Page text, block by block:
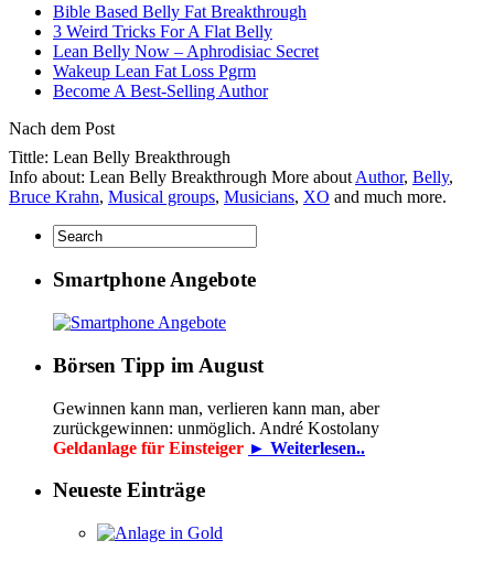
Bible Based Belly Fat Breakthrough
3 Weird Tricks For A Flat Belly
Lean Belly Now – Aphrodisiac Secret
Wakeup Lean Fat Loss Pgrm
Become A Best-Selling Author
Nach dem Post
Tittle: Lean Belly Breakthrough
Info about: Lean Belly Breakthrough More about Author, Belly,
Bruce Krahn, Musical groups, Musicians, XO and much more.
Smartphone Angebote
Börsen Tipp im August
Gewinnen kann man, verlieren kann man, aber
zurückgewinnen: unmöglich. André Kostolany
Geldanlage für Einsteiger ► Weiterlesen..
Neueste Einträge